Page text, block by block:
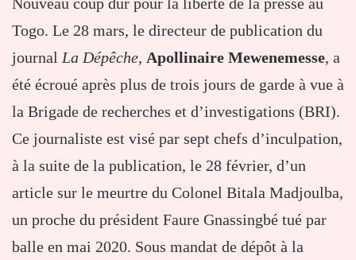
Togo. Le 28 mars, le directeur de publication du
journal La Dépêche, Apollinaire Mewenemesse, a
été écroué après plus de trois jours de garde à vue à
la Brigade de recherches et d’investigations (BRI).
Ce journaliste est visé par sept chefs d’inculpation,
à la suite de la publication, le 28 février, d’un
article sur le meurtre du Colonel Bitala Madjoulba,
un proche du président Faure Gnassingbé tué par
balle en mai 2020. Sous mandat de dépôt à la